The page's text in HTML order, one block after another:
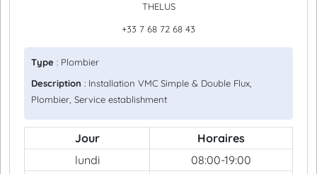
THELUS
+33 7 68 72 68 43
Type : Plombier
Description : Installation VMC Simple & Double Flux,
Plombier, Service establishment
Jour
Horaires
lundi
08:00-19:00